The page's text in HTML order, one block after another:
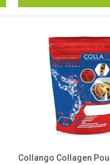
Collango Collagen